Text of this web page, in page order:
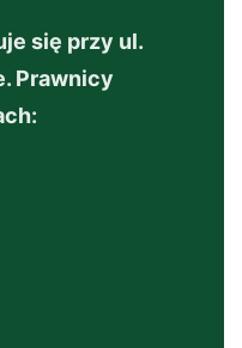
się przy ul.
Prawnicy